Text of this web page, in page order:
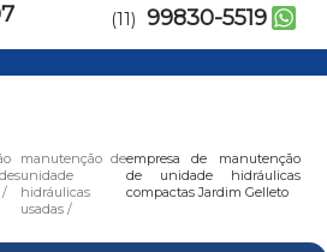
(11) 99830-5519
manutenção de
unidade
hidráulicas
usadas
empresa de manutenção
de unidade hidráulicas
compactas Jardim Gelleto